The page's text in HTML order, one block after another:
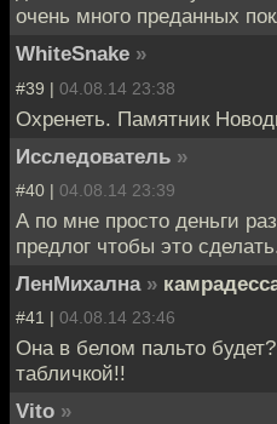
очень много преданных
WhiteSnake »
#39 | 04.08.14 23:38
Охренеть. Памятник
Исследователь »
#40 | 04.08.14 23:39
А по мне просто деньги
предлог чтобы это
ЛенМихална »
#41 | 04.08.14 23:46
Она в белом пальто
табличкой!!
Vito »